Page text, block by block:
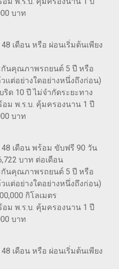
บาท
เดือน หรือ ผ่อนเริ่มต้นเพียง
กันคุณภาพรถยนต์ 5 ปี หรือ
แต่อย่างใดอย่างหนึ่งถึงก่อน)
ด 10 ปี ไม่จำกัดระยะทาง
ม พ.ร.บ. คุ้มครองนาน 1 ปี
บาท
48 เดือน พร้อม ขับฟรี 90 วัน
บาท ต่อเดือน
กันคุณภาพรถยนต์ 5 ปี หรือ
แต่อย่างใดอย่างหนึ่งถึงก่อน)
กิโลเมตร
ม พ.ร.บ. คุ้มครองนาน 1 ปี
บาท
เดือน หรือ ผ่อนเริ่มต้นเพียง